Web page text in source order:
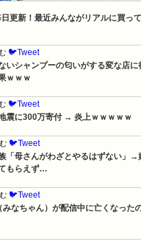
更新！最近みんながリアルに買っ
🐦Tweet
いシャンプーの匂いがする変な店
ｗｗｗ
🐦Tweet
震に300万寄付 → 炎上ｗｗｗｗｗ
🐦Tweet
「母さんがわざとやるはずない」→
もらえず…
🐦Tweet
なちゃん）が配信中に亡くなった